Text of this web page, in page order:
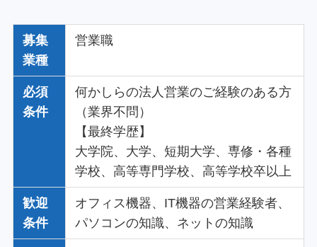
募集
業種
営業職
必須
条件
何かしらの法人営業のご経験のある方
（業界不問）
【最終学歴】
大学院、大学、短期大学、専修・各種
学校、高等専門学校、高等学校卒以上
歓迎
条件
オフィス機器、IT機器の営業経験者、
パソコンの知識、ネットの知識